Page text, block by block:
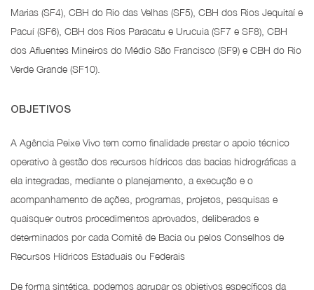
Marias (SF4), CBH do Rio das Velhas (SF5), CBH dos Rios Jequitaí e
Pacuí (SF6), CBH dos Rios Paracatu e Urucuia (SF7 e SF8), CBH
dos Afluentes Mineiros do Médio São Francisco (SF9) e CBH do Rio
Verde Grande (SF10).
OBJETIVOS
A Agência Peixe Vivo tem como finalidade prestar o apoio técnico
operativo à gestão dos recursos hídricos das bacias hidrográficas a
ela integradas, mediante o planejamento, a execução e o
acompanhamento de ações, programas, projetos, pesquisas e
quaisquer outros procedimentos aprovados, deliberados e
determinados por cada Comitê de Bacia ou pelos Conselhos de
Recursos Hídricos Estaduais ou Federais
De forma sintética, podemos agrupar os objetivos específicos da